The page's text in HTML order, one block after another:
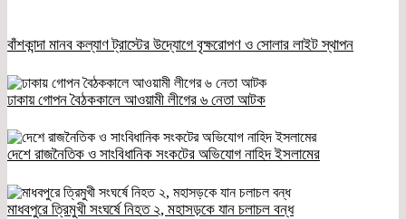
বাঁশকান্দা মানব কল্যাণ ট্রাস্টের উদ্যোগে বৃক্ষরোপণ ও সোলার লাইট স্থাপন
ঢাকায় গোপন বৈঠককালে আওয়ামী লীগের ৬ নেতা আটক
দেশে রাজনৈতিক ও সাংবিধানিক সংকটের অভিযোগ নাহিদ ইসলামের
মাধবপুরে ত্রিমুখী সংঘর্ষে নিহত ২, মহাসড়কে যান চলাচল বন্ধ